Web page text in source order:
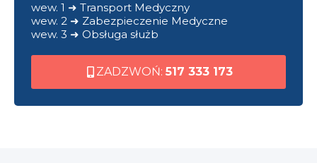
wew. 1 ➜ Transport Medyczny
wew. 2 ➜ Zabezpieczenie Medyczne
wew. 3 ➜ Obsługa służb
ZADZWOŃ: 517 333 173